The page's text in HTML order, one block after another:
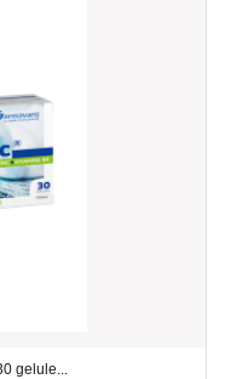
gelule...